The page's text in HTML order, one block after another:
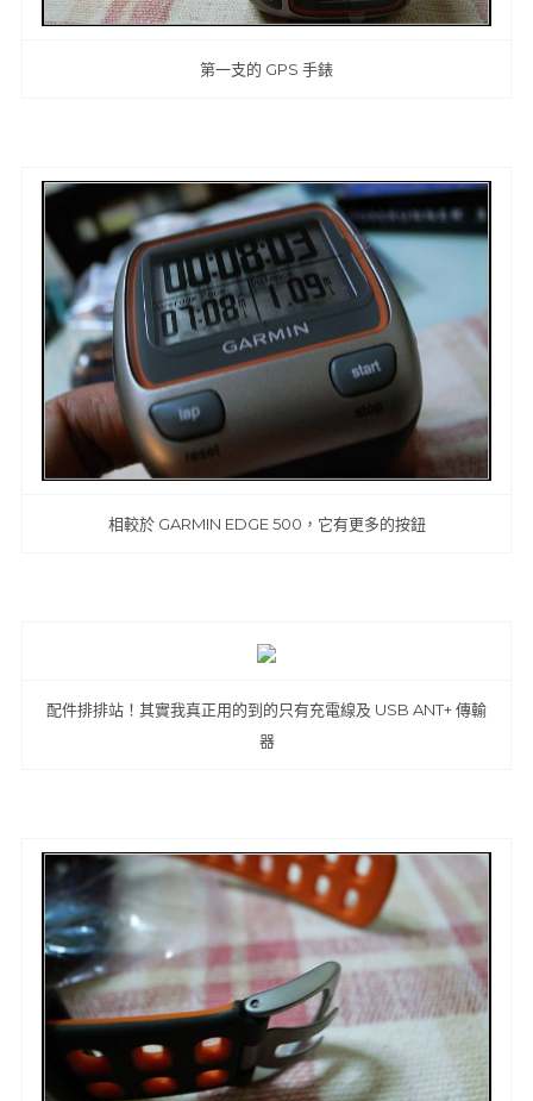
第一支的 GPS 手錶
相較於 GARMIN EDGE 500，它有更多的按鈕
配件排排站！其實我真正用的到的只有充電線及 USB ANT+ 傳輸
器